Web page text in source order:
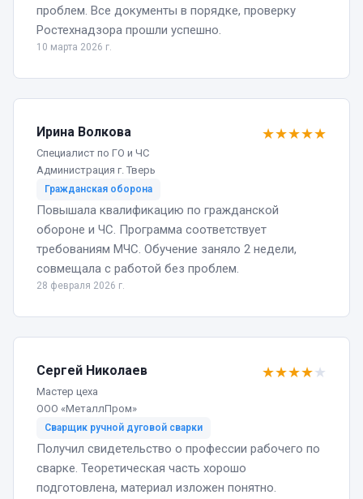
проблем. Все документы в порядке, проверку
Ростехнадзора прошли успешно.
10 марта 2026 г.
Ирина Волкова
Специалист по ГО и ЧС
Администрация г. Тверь
★★★★★
Гражданская оборона
Повышала квалификацию по гражданской
обороне и ЧС. Программа соответствует
требованиям МЧС. Обучение заняло 2 недели,
совмещала с работой без проблем.
28 февраля 2026 г.
Сергей Николаев
Мастер цеха
ООО «МеталлПром»
★★★★★
Сварщик ручной дуговой сварки
Получил свидетельство о профессии рабочего по
сварке. Теоретическая часть хорошо
подготовлена, материал изложен понятно.